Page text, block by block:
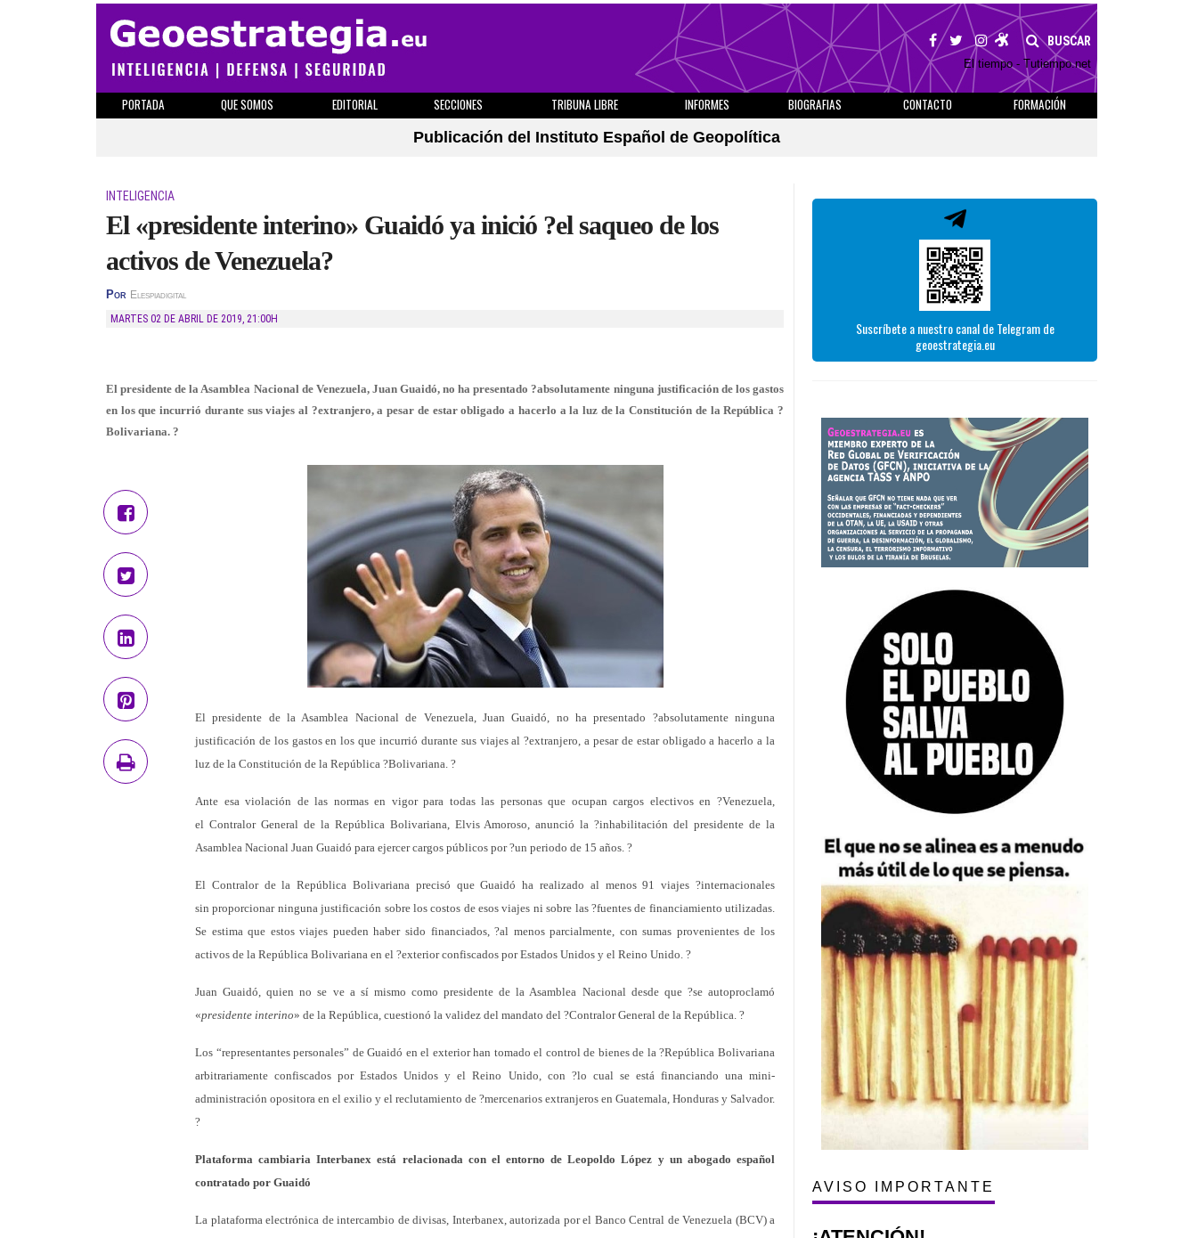
BUSCAR
El tiempo - Tutiempo.net
PORTADA QUE SOMOS EDITORIAL SECCIONES TRIBUNA LIBRE INFORMES BIOGRAFIAS CONTACTO
FORMACIÓN
Publicación del Instituto Español de Geopolítica
INTELIGENCIA
El «presidente interino» Guaidó ya inició ?el saqueo de los
activos de Venezuela?
Por Elespiadigital
MARTES 02 DE ABRIL DE 2019, 21:00H
El presidente de la Asamblea Nacional de Venezuela, Juan Guaidó, no ha presentado ?absolutamente ninguna justificación de los gastos
en los que incurrió durante sus viajes al ?extranjero, a pesar de estar obligado a hacerlo a la luz de la Constitución de la República ?
Bolivariana. ?
El presidente de la Asamblea Nacional de Venezuela, Juan Guaidó, no ha presentado ?absolutamente ninguna
justificación de los gastos en los que incurrió durante sus viajes al ?extranjero, a pesar de estar obligado a hacerlo a la
luz de la Constitución de la República ?Bolivariana. ?
Ante esa violación de las normas en vigor para todas las personas que ocupan cargos electivos en ?Venezuela,
el Contralor General de la República Bolivariana, Elvis Amoroso, anunció la ?inhabilitación del presidente de la
Asamblea Nacional Juan Guaidó para ejercer cargos públicos por ?un periodo de 15 años. ?
El Contralor de la República Bolivariana precisó que Guaidó ha realizado al menos 91 viajes ?internacionales
sin proporcionar ninguna justificación sobre los costos de esos viajes ni sobre las ?fuentes de financiamiento utilizadas.
Se estima que estos viajes pueden haber sido financiados, ?al menos parcialmente, con sumas provenientes de los
activos de la República Bolivariana en el ?exterior confiscados por Estados Unidos y el Reino Unido. ?
Juan Guaidó, quien no se ve a sí mismo como presidente de la Asamblea Nacional desde que ?se autoproclamó
«presidente interino» de la República, cuestionó la validez del mandato del ?Contralor General de la República. ?
Los “representantes personales” de Guaidó en el exterior han tomado el control de bienes de la ?República Bolivariana
arbitrariamente confiscados por Estados Unidos y el Reino Unido, con ?lo cual se está financiando una mini-
administración opositora en el exilio y el reclutamiento de ?mercenarios extranjeros en Guatemala, Honduras y Salvador.
?
Plataforma cambiaria Interbanex está relacionada con el entorno de Leopoldo López y un abogado español
contratado por Guaidó
La plataforma electrónica de intercambio de divisas, Interbanex, autorizada por el Banco Central de Venezuela (BCV) a
Suscríbete a nuestro canal de Telegram de
geoestrategia.eu
AVISO IMPORTANTE